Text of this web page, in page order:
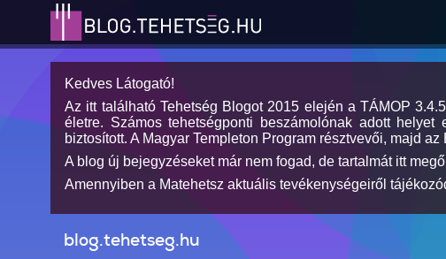
Kedves Látogató!
Az itt található Tehetség Blogot 2015 elején a TÁMOP
életre. Számos tehetségponti beszámolónak adott
biztosított. A Magyar Templeton Program résztvevői, majd
A blog új bejegyzéseket már nem fogad, de tartalmát itt
Amennyiben a Matehetsz aktuális tevékenységeiről
blog.tehetseg.hu